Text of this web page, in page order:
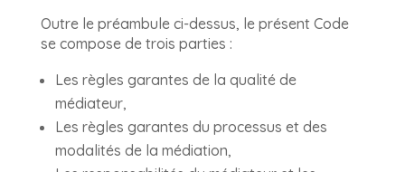
Outre le préambule ci-dessus, le présent Code
se compose de trois parties :
Les règles garantes de la qualité de
médiateur,
Les règles garantes du processus et des
modalités de la médiation,